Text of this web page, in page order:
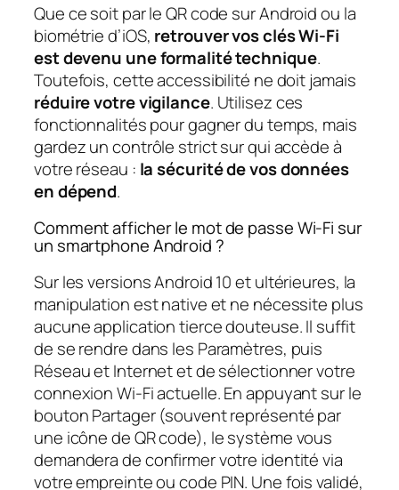
Que ce soit par le QR code sur Android ou la
biométrie d’iOS, retrouver vos clés Wi-Fi
est devenu une formalité technique.
Toutefois, cette accessibilité ne doit jamais
réduire votre vigilance. Utilisez ces
fonctionnalités pour gagner du temps, mais
gardez un contrôle strict sur qui accède à
votre réseau : la sécurité de vos données
en dépend.
Comment afficher le mot de passe Wi-Fi sur
un smartphone Android ?
Sur les versions Android 10 et ultérieures, la
manipulation est native et ne nécessite plus
aucune application tierce douteuse. Il suffit
de se rendre dans les Paramètres, puis
Réseau et Internet et de sélectionner votre
connexion Wi-Fi actuelle. En appuyant sur le
bouton Partager (souvent représenté par
une icône de QR code), le système vous
demandera de confirmer votre identité via
votre empreinte ou code PIN. Une fois validé,